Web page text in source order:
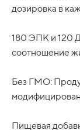
дозировка в
180 ЭПК и 120
соотношение
Без ГМО:
Пищевая